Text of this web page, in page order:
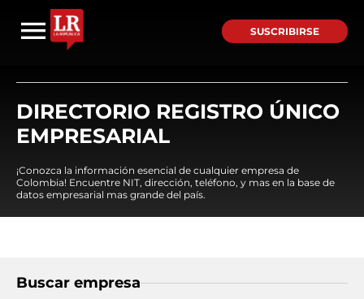
SUSCRIBIRSE
DIRECTORIO REGISTRO ÚNICO
EMPRESARIAL
¡Conozca la información esencial de cualquier empresa de
Colombia! Encuentre NIT, dirección, teléfono, y mas en la base de
datos empresarial mas grande del país.
Buscar empresa